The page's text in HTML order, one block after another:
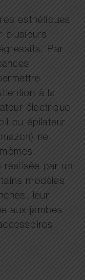
esthétiques
plusieurs
Par
à la
électrique
ou épilateur
ne
réalisée par un
modèles
leur
aux jambes